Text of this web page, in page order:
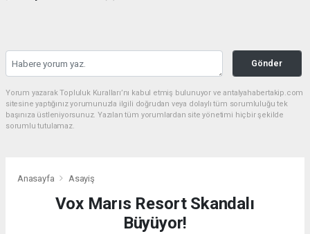
Gönder
Yorum yazarak Topluluk Kuralları’nı kabul etmiş bulunuyor ve antalyahabertakip.com
sitesine yaptığınız yorumunuzla ilgili doğrudan veya dolaylı tüm sorumluluğu tek
başınıza üstleniyorsunuz. Yazılan tüm yorumlardan site yönetimi hiçbir şekilde
sorumlu tutulamaz.
Anasayfa Asayiş
Vox Marıs Resort Skandalı
Büyüyor!